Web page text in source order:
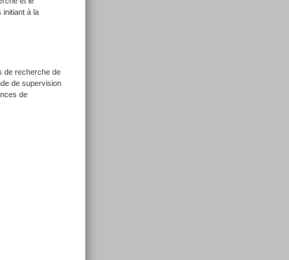
à la
de recherche de
de supervision
de